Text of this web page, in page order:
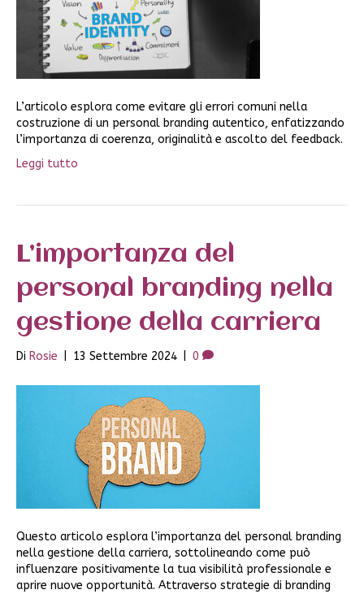
L’articolo esplora come evitare gli errori comuni nella
costruzione di un personal branding autentico, enfatizzando
l’importanza di coerenza, originalità e ascolto del feedback.
Leggi tutto
L’importanza del
personal branding nella
gestione della carriera
Di Rosie 13 Settembre 2024 0
Questo articolo esplora l’importanza del personal branding
nella gestione della carriera, sottolineando come può
influenzare positivamente la tua visibilità professionale e
aprire nuove opportunità. Attraverso strategie di branding